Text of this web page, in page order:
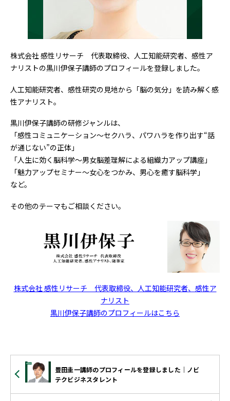
株式会社 感性リサーチ 代表取締役、人工知能研究者、感性ア
ナリストの黒川伊保子講師のプロフィールを登録しました。
人工知能研究者、感性研究の見地から「脳の気分」を読み解く感
性アナリスト。
黒川伊保子講師の研修ジャンルは、
「感性コミュニケーション～セクハラ、パワハラを作り出す“話
が通じない”の正体」
「人生に効く脳科学〜男女脳差理解による組織力アップ講座」
「魅力アップセミナー～女心をつかみ、男心を癒す脳科学」
など。
その他のテーマもご相談ください。
株式会社 感性リサーチ 代表取締役、人工知能研究者、感性ア
ナリスト
黒川伊保子講師のプロフィールはこちら
豊田圭一講師のプロフィールを登録しました｜ノビ
テクビジネスタレント